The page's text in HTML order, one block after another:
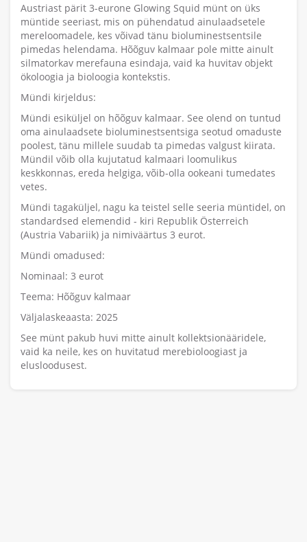
Austriast pärit 3-eurone Glowing Squid münt on üks
müntide seeriast, mis on pühendatud ainulaadsetele
mereloomadele, kes võivad tänu bioluminestsentsile
pimedas helendama. Hõõguv kalmaar pole mitte ainult
silmatorkav merefauna esindaja, vaid ka huvitav objekt
ökoloogia ja bioloogia kontekstis.
Mündi kirjeldus:
Mündi esiküljel on hõõguv kalmaar. See olend on tuntud
oma ainulaadsete bioluminestsentsiga seotud omaduste
poolest, tänu millele suudab ta pimedas valgust kiirata.
Mündil võib olla kujutatud kalmaari loomulikus
keskkonnas, ereda helgiga, võib-olla ookeani tumedates
vetes.
Mündi tagaküljel, nagu ka teistel selle seeria müntidel, on
standardsed elemendid - kiri Republik Österreich
(Austria Vabariik) ja nimiväärtus 3 eurot.
Mündi omadused:
Nominaal: 3 eurot
Teema: Hõõguv kalmaar
Väljalaskeaasta: 2025
See münt pakub huvi mitte ainult kollektsionääridele,
vaid ka neile, kes on huvitatud merebioloogiast ja
elusloodusest.